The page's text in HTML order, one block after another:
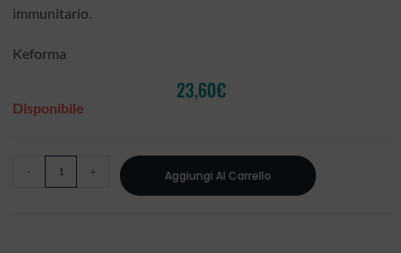
immunitario.
Keforma
23,60€
Disponibile
- + Aggiungi Al Carrello